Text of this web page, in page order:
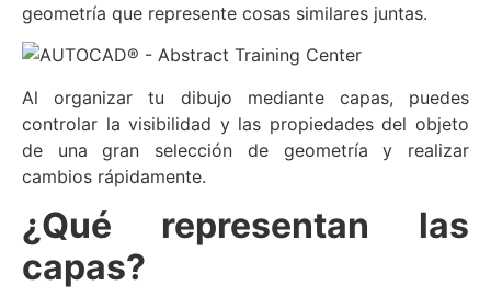
geometría que represente cosas similares juntas.
Al organizar tu dibujo mediante capas, puedes
controlar la visibilidad y las propiedades del objeto
de una gran selección de geometría y realizar
cambios rápidamente.
¿Qué representan las
capas?